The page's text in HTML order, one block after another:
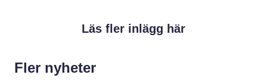
Läs fler inlägg här
Fler nyheter